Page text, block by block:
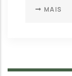
MAIS